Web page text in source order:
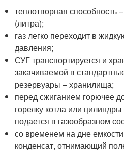
теплотворная способность
(литра);
газ легко переходит в
давления;
СУГ транспортируется и
закачиваемой в
резервуары – хранилища;
перед сжиганием горючее
горелку котла или
подается в газообразном
со временем на дне
конденсат, отнимающий